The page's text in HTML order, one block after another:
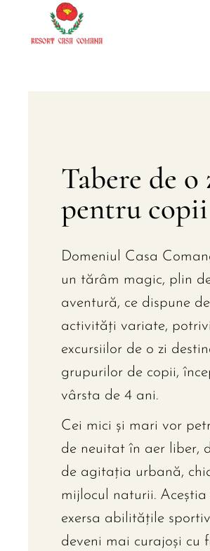
Tabere de o
pentru copii
Domeniul Casa
un tărâm magic, plin
aventură, ce dispune de
activități variate,
excursiilor de o zi
grupurilor de copii,
vârsta de 4 ani.
Cei mici și mari vor
de neuitat în aer liber,
de agitația urbană,
mijlocul naturii. Aceștia
exersa abilitățile
deveni mai curajoși cu